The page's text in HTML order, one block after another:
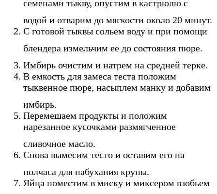
семенами тыкву, опустим в кастрюлю с
водой и отварим до мягкости около 20 минут.
С готовой тыквы сольем воду и при помощи
блендера измельчим ее до состояния пюре.
Имбирь очистим и натрем на средней терке.
В емкость для замеса теста положим
тыквенное пюре, насыплем манку и добавим
имбирь.
Перемешаем продукты и положим
нарезанное кусочками размягченное
сливочное масло.
Снова вымесим тесто и оставим его на
полчаса для набухания крупы.
Яйца поместим в миску и миксером взобьем